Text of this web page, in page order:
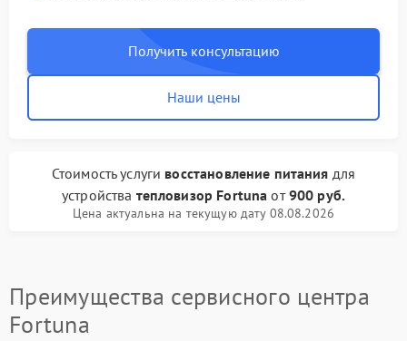
Получить консультацию
Наши цены
Стоимость услуги восстановление питания для
устройства тепловизор Fortuna от900 руб.
Цена актуальна на текущую дату 08.08.2026
Преимущества сервисного центра
Fortuna